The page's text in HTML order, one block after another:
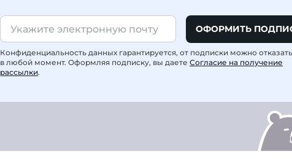
ОФОРМИТЬ
Конфиденциальность данных гарантируется, от подписки можно
в любой момент. Оформляя подписку, вы даете Согласие на получение
рассылки.